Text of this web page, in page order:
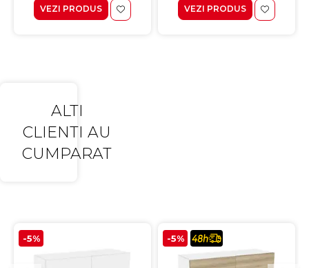
VEZI PRODUS VEZI PRODUS
ALTI
CLIENTI AU
CUMPARAT
-5% -5%